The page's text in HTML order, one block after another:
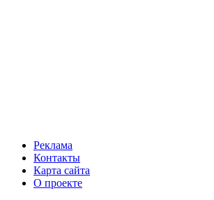
Реклама
Контакты
Карта сайта
О проекте